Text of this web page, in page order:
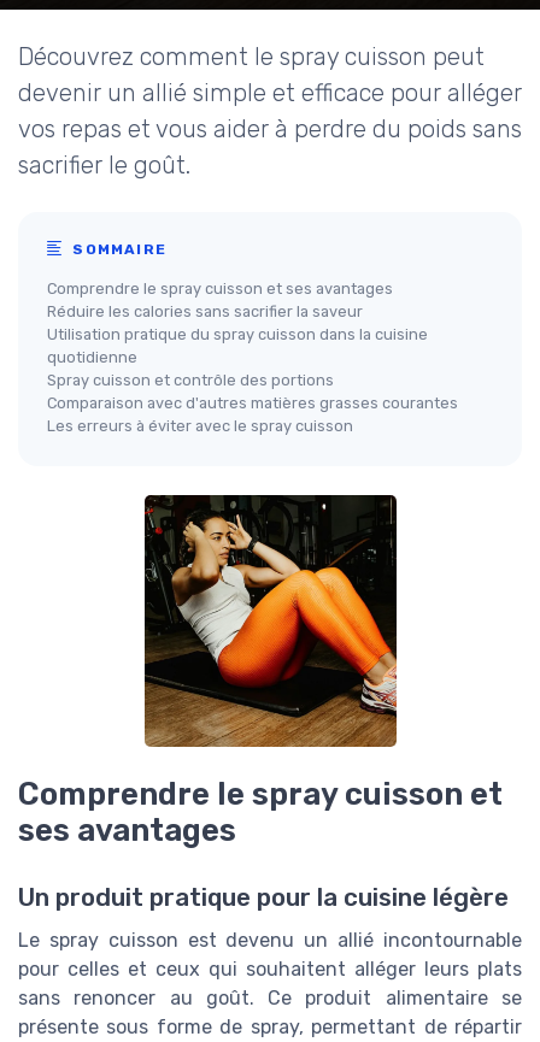
Découvrez comment le spray cuisson peut
devenir un allié simple et efficace pour alléger
vos repas et vous aider à perdre du poids sans
sacrifier le goût.
SOMMAIRE
Comprendre le spray cuisson et ses avantages
Réduire les calories sans sacrifier la saveur
Utilisation pratique du spray cuisson dans la cuisine
quotidienne
Spray cuisson et contrôle des portions
Comparaison avec d'autres matières grasses courantes
Les erreurs à éviter avec le spray cuisson
Comprendre le spray cuisson et
ses avantages
Un produit pratique pour la cuisine légère
Le spray cuisson est devenu un allié incontournable
pour celles et ceux qui souhaitent alléger leurs plats
sans renoncer au goût. Ce produit alimentaire se
présente sous forme de spray, permettant de répartir